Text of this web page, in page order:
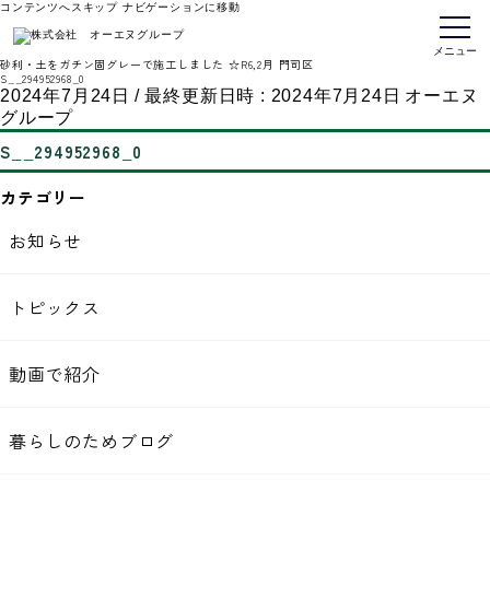
コンテンツへスキップ ナビゲーションに移動
メニュー
トップページ
砂利・土をガチン固グレーで施工しました ☆R6,2月 門司区
S__294952968_0
2024年7月24日 / 最終更新日時 : 2024年7月24日 オーエヌ
グループ
S__294952968_0
カテゴリー
お知らせ
トピックス
動画で紹介
暮らしのためブログ